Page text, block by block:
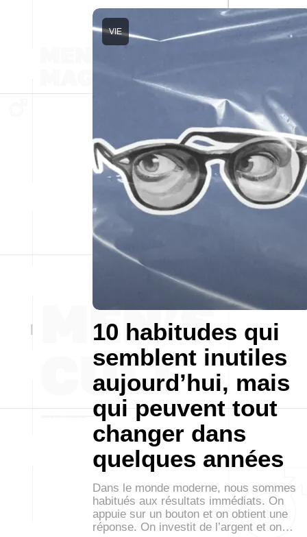
10 habitudes qui
semblent inutiles
aujourd’hui, mais
qui peuvent tout
changer dans
quelques années
VIE
Dans le monde moderne, nous sommes
habitués aux résultats immédiats. On
appuie sur un bouton et on obtient une
réponse. On investit de l’argent et on…